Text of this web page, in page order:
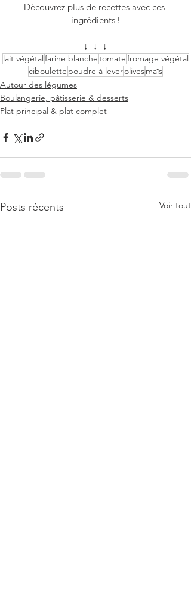
Découvrez plus de recettes avec ces
ingrédients !
↓  ↓  ↓
lait végétalfarine blanchetomatefromage végétal
ciboulette poudre à leverolivesmaïs
Autour des légumes
Boulangerie, pâtisserie & desserts
Plat principal & plat complet
Posts récents Voir tout